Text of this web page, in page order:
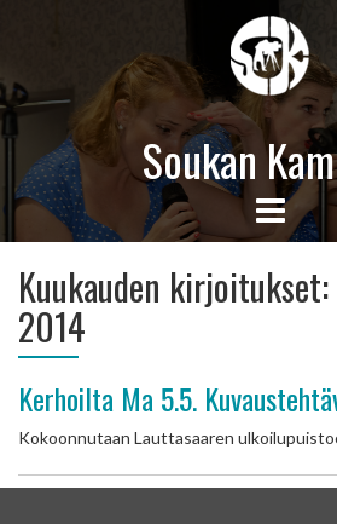
Soukan
Kuukauden kirjoitukset:
2014
Kerhoilta Ma 5.5.
Kokoonnutaan Lauttasaaren